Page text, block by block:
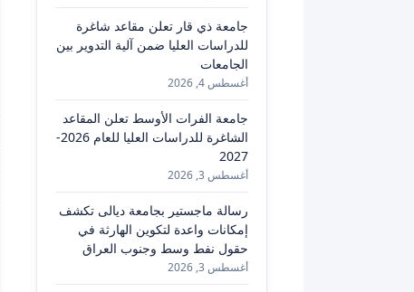
جامعة ذي قار تعلن مقاعد شاغرة
للدراسات العليا ضمن آلية التدوير بين
الجامعات
أغسطس 4, 2026
جامعة الفرات الأوسط تعلن المقاعد
الشاغرة للدراسات العليا للعام 2026-
2027
أغسطس 3, 2026
رسالة ماجستير بجامعة ديالى تكشف
إمكانات واعدة لتكوين الهارثة في
حقول نفط وسط وجنوب العراق
أغسطس 3, 2026